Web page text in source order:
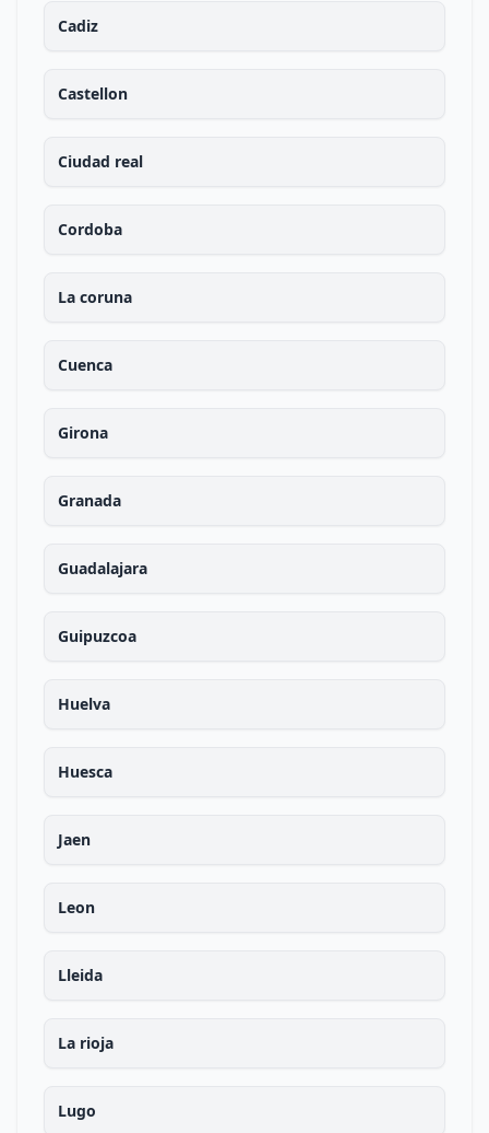
Cadiz
Castellon
Ciudad real
Cordoba
La coruna
Cuenca
Girona
Granada
Guadalajara
Guipuzcoa
Huelva
Huesca
Jaen
Leon
Lleida
La rioja
Lugo